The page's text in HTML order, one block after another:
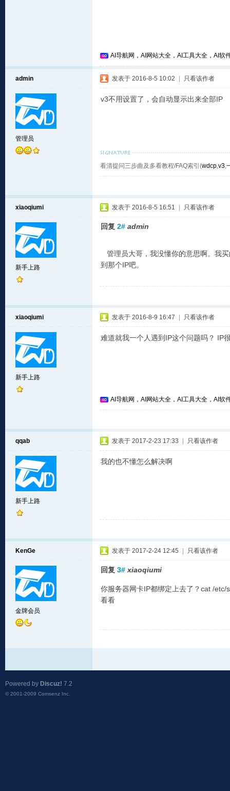
AI导航网，AI网站大全，AI工具大全，AI软
admin
管理员
发表于 2016-8-5 10:02 只看该作者
v3不用设置了，会自动显示出来全部IP
看清提问三步曲及多看教程/FAQ索引(wdcp,v3,
xiaoqiumi
新手上路
发表于 2016-8-5 16:51 只看该作者
回复 2# admin
管理员大哥，我没懂你的意思啊。我
到那个IP吧。
xiaoqiumi
新手上路
发表于 2016-8-9 16:47 只看该作者
难道就我一个人遇到IP这个问题吗？ IP
AI导航网，AI网站大全，AI工具大全，AI软
qqab
新手上路
发表于 2017-2-23 17:33 只看该作者
我的也不懂怎么解决啊
KenGe
金牌会员
发表于 2017-2-24 12:45 只看该作者
回复 3# xiaoqiumi
你服务器网卡IP都绑定上去了？cat /
看看
Powered by Discuz! 7.2
© 2001-2009 Comsenz Inc.